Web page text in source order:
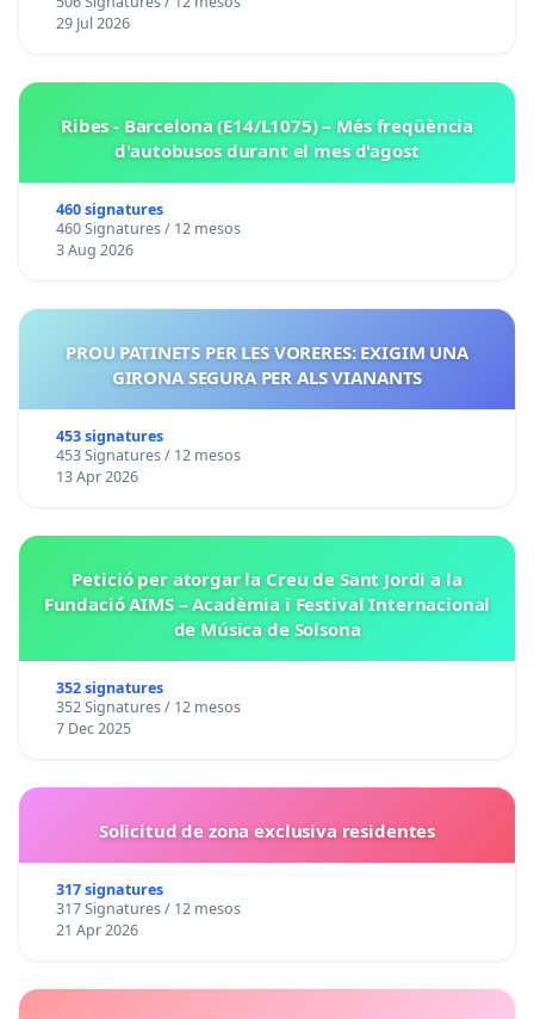
29 Jul 2026
Ribes - Barcelona (E14/L1075) – Més freqüència
d'autobusos durant el mes d'agost
460 signatures
460 Signatures / 12 mesos
3 Aug 2026
PROU PATINETS PER LES VORERES: EXIGIM UNA
GIRONA SEGURA PER ALS VIANANTS
453 signatures
453 Signatures / 12 mesos
13 Apr 2026
Petició per atorgar la Creu de Sant Jordi a la
Fundació AIMS – Acadèmia i Festival Internacional
de Música de Solsona
352 signatures
352 Signatures / 12 mesos
7 Dec 2025
Solicitud de zona exclusiva residentes
317 signatures
317 Signatures / 12 mesos
21 Apr 2026